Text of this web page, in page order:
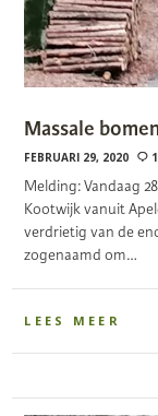
Massale
FEBRUARI 29, 2020 1
Melding: Vandaag
Kootwijk vanuit
verdrietig van de
zogenaamd om…
LEES MEER